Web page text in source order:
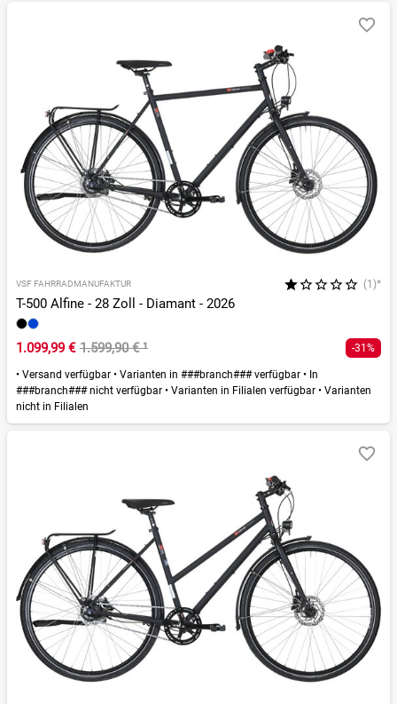
VSF FAHRRADMANUFAKTUR (1)*
T-500 Alfine - 28 Zoll - Diamant - 2026
1.099,99 € 1.599,90 €¹ -31%
• Versand verfügbar • Varianten in ###branch### verfügbar • In
###branch### nicht verfügbar • Varianten in Filialen verfügbar • Varianten
nicht in Filialen